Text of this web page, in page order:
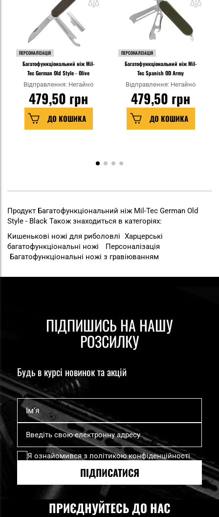
ПЕРСОНАЛІЗАЦІЯ
Багатофункціональний ніж Mil-
Tec German Old Style - Olive
Відправлення: Негайно
479,50 грн
ДО КОШИКА
ПЕРСОНАЛІЗАЦІЯ
Багатофункціональний ніж Mil-
Tec Spanish OD Army
Відправлення: Негайно
479,50 грн
ДО КОШИКА
Продукт Багатофункціональний ніж Mil-Tec German Old
Style - Black Також знаходиться в категоріях:
Кишенькові ножі для риболовлі Харцерські
багатофункціональні ножі
Персоналізація
Багатофункціональні ножі з гравіюванням
ПІДПИШИСЬ НА НАШУ
РОЗСИЛКУ
Будь в курсі новинок та акцій
Ім'я
Підпишіться
нашу
розсилку
Я ознайомився з політикою конфіденційності
ПІДПИСАТИСЯ
ПРИЄДНУЙТЕСЬ ДО НАС